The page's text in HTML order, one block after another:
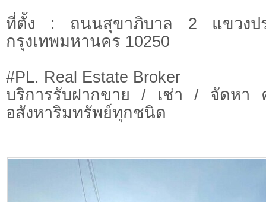
ที่ตั้ง : ถนนสุขาภิบาล 2 แขวงปร
กรุงเทพมหานคร 10250
#PL. Real Estate Broker
บริการรับฝากขาย / เช่า / จัดห
อสังหาริมทรัพย์ทุกชนิด